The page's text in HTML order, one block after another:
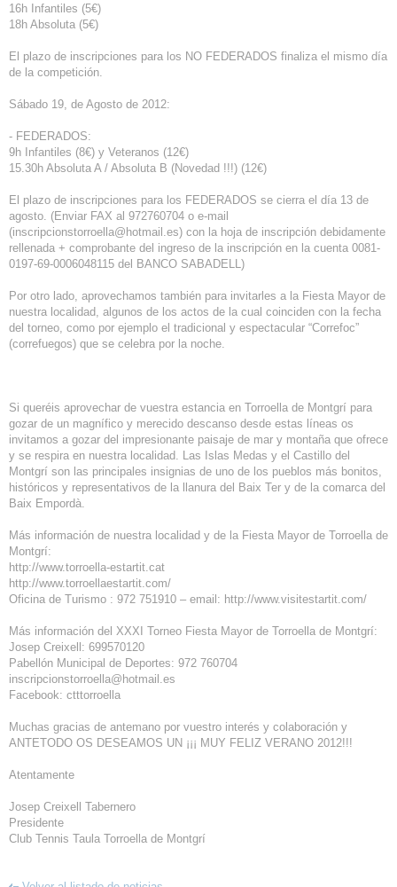
16h Infantiles (5€)
18h Absoluta (5€)
El plazo de inscripciones para los NO FEDERADOS finaliza el mismo día
de la competición.
Sábado 19, de Agosto de 2012:
- FEDERADOS:
9h Infantiles (8€) y Veteranos (12€)
15.30h Absoluta A / Absoluta B (Novedad !!!) (12€)
El plazo de inscripciones para los FEDERADOS se cierra el día 13 de
agosto. (Enviar FAX al 972760704 o e-mail
(inscripcionstorroella@hotmail.es) con la hoja de inscripción debidamente
rellenada + comprobante del ingreso de la inscripción en la cuenta 0081-
0197-69-0006048115 del BANCO SABADELL)
Por otro lado, aprovechamos también para invitarles a la Fiesta Mayor de
nuestra localidad, algunos de los actos de la cual coinciden con la fecha
del torneo, como por ejemplo el tradicional y espectacular “Correfoc”
(correfuegos) que se celebra por la noche.
Si queréis aprovechar de vuestra estancia en Torroella de Montgrí para
gozar de un magnífico y merecido descanso desde estas líneas os
invitamos a gozar del impresionante paisaje de mar y montaña que ofrece
y se respira en nuestra localidad. Las Islas Medas y el Castillo del
Montgrí son las principales insignias de uno de los pueblos más bonitos,
históricos y representativos de la llanura del Baix Ter y de la comarca del
Baix Empordà.
Más información de nuestra localidad y de la Fiesta Mayor de Torroella de
Montgrí:
http://www.torroella-estartit.cat
http://www.torroellaestartit.com/
Oficina de Turismo : 972 751910 – email: http://www.visitestartit.com/
Más información del XXXI Torneo Fiesta Mayor de Torroella de Montgrí:
Josep Creixell: 699570120
Pabellón Municipal de Deportes: 972 760704
inscripcionstorroella@hotmail.es
Facebook: ctttorroella
Muchas gracias de antemano por vuestro interés y colaboración y
ANTETODO OS DESEAMOS UN ¡¡¡ MUY FELIZ VERANO 2012!!!
Atentamente
Josep Creixell Tabernero
Presidente
Club Tennis Taula Torroella de Montgrí